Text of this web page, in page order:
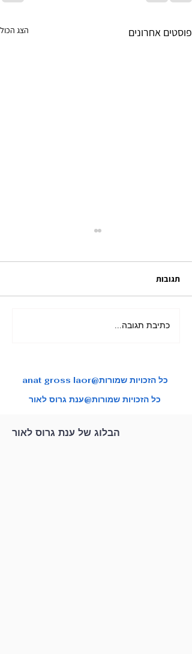
פוסטים אחרונים הצג הכול
מאורגן ליפן בשלכת בהדרכת
תגובות
כתיבת תגובה...
anat gross laor@כל הזכויות שמורות